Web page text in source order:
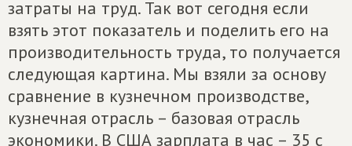
затраты на труд. Так вот сегодня если
взять этот показатель и поделить его на
производительность труда, то получается
следующая картина. Мы взяли за основу
сравнение в кузнечном производстве,
кузнечная отрасль – базовая отрасль
экономики. В США зарплата в час – 35 с